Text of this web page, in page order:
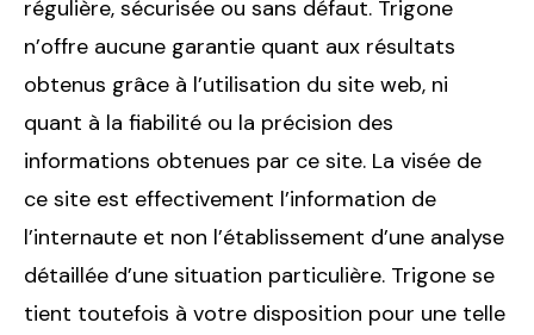
régulière, sécurisée ou sans défaut. Trigone
n’offre aucune garantie quant aux résultats
obtenus grâce à l’utilisation du site web, ni
quant à la fiabilité ou la précision des
informations obtenues par ce site. La visée de
ce site est effectivement l’information de
l’internaute et non l’établissement d’une analyse
détaillée d’une situation particulière. Trigone se
tient toutefois à votre disposition pour une telle